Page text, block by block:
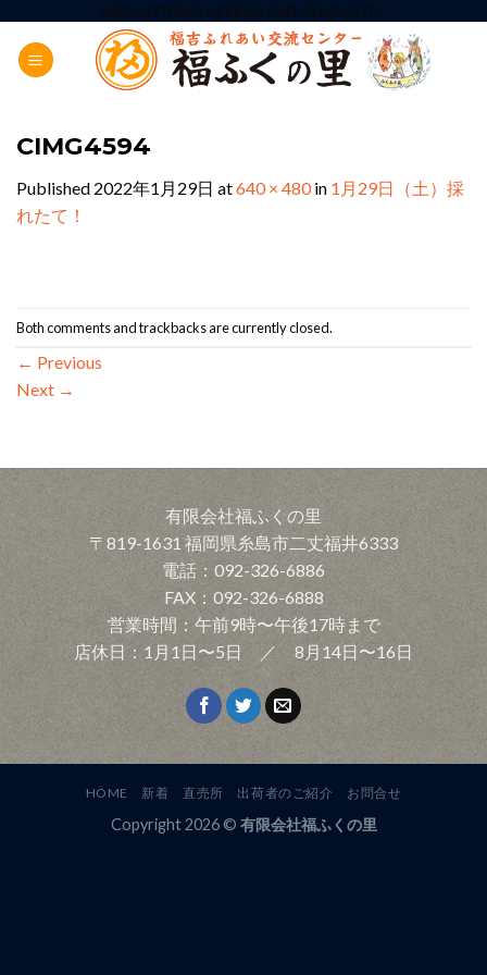
content
ADD ANYTHING HERE OR JUST REMOVE IT...
CIMG4594
Published 2022年1月29日 at640 × 480in 1月29日（土）採
れたて！
Both comments and trackbacks are currently closed.
← Previous
Next →
有限会社福ふくの里
〒819-1631 福岡県糸島市二丈福井6333
電話：092-326-6886
FAX：092-326-6888
営業時間：午前9時〜午後17時まで
店休日：1月1日〜5日 ／ 8月14日〜16日
HOME 新着 直売所 出荷者のご紹介 お問合せ
Copyright 2026 © 有限会社福ふくの里